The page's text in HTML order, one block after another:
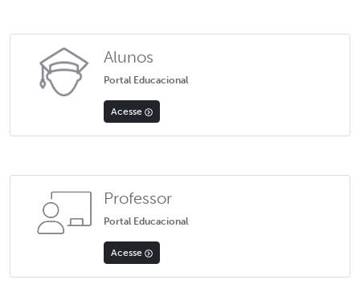
Alunos
Portal Educacional
Acesse
Professor
Portal Educacional
Acesse